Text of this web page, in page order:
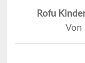
Rofu
Von